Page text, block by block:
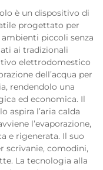
è un dispositivo di
progettato per
piccoli senza
ai tradizionali
elettrodomestico
dell’acqua per
rendendolo una
ed economica. Il
aspira l’aria calda
l’evaporazione,
e rigenerata. Il suo
scrivanie, comodini,
La tecnologia alla